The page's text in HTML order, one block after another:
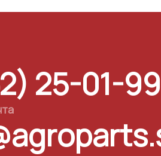
25-01-99